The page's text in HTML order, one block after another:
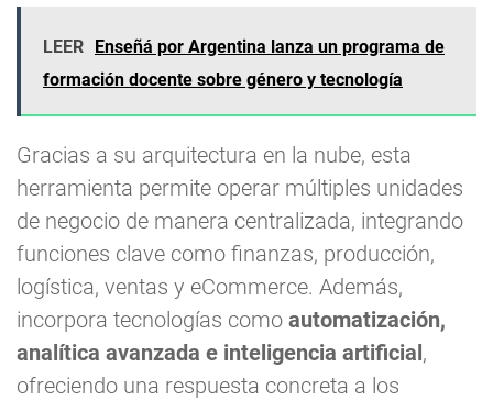
LEER
Enseñá por Argentina lanza un programa de
formación docente sobre género y tecnología
Gracias a su arquitectura en la nube, esta
herramienta permite operar múltiples unidades
de negocio de manera centralizada, integrando
funciones clave como finanzas, producción,
logística, ventas y eCommerce. Además,
incorpora tecnologías como automatización,
analítica avanzada e inteligencia artificial,
ofreciendo una respuesta concreta a los